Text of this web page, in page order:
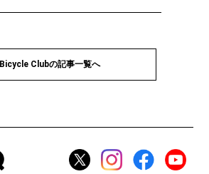
Bicycle Clubの記事一覧へ